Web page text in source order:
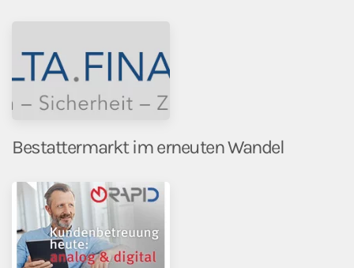
Bestattermarkt im erneuten Wandel